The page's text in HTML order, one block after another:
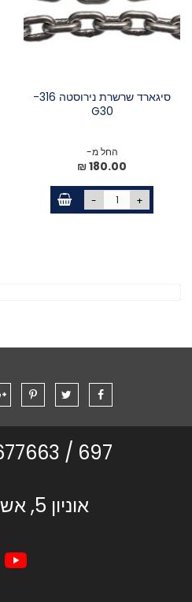
סיגארד שרשרת נירוסטה 316-
G30
החל מ-
180.00 ₪
- +
697 /
אוניון 5, אשדוד